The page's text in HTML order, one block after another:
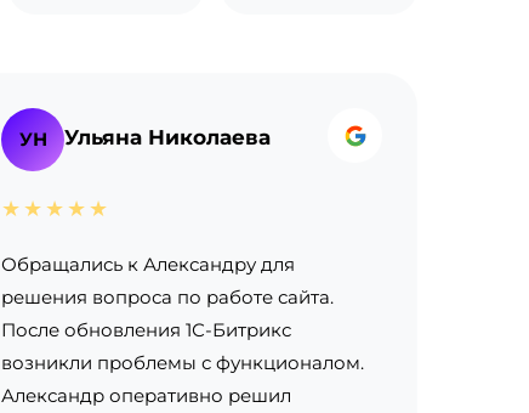
УН Ульяна Николаева
★★★★★
Обращались к Александру для
решения вопроса по работе сайта.
После обновления 1С-Битрикс
возникли проблемы с функционалом.
Александр оперативно решил